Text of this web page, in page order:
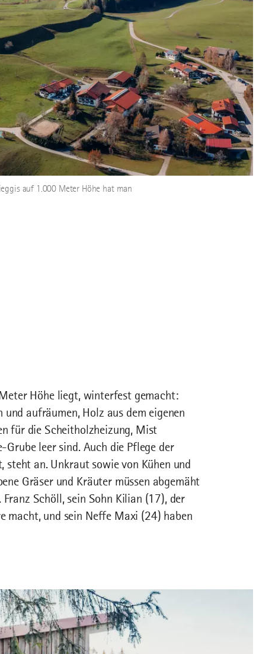
auf 1.000 Meter Höhe hat man
Höhe liegt, winterfest gemacht:
aufräumen, Holz aus dem eigenen
für die Scheitholzheizung, Mist
leer sind. Auch die Pflege der
an. Unkraut sowie von Kühen und
Gräser und Kräuter müssen abgemäht
Schöll, sein Sohn Kilian (17), der
macht, und sein Neffe Maxi (24) haben